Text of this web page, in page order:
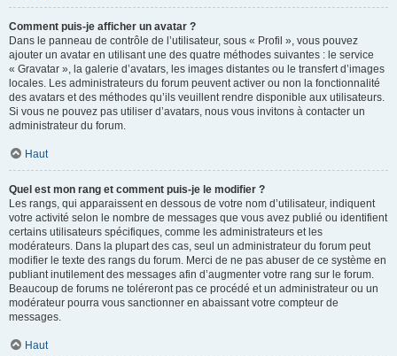
Comment puis-je afficher un avatar ?
Dans le panneau de contrôle de l’utilisateur, sous « Profil », vous pouvez
ajouter un avatar en utilisant une des quatre méthodes suivantes : le service
« Gravatar », la galerie d’avatars, les images distantes ou le transfert d’images
locales. Les administrateurs du forum peuvent activer ou non la fonctionnalité
des avatars et des méthodes qu’ils veuillent rendre disponible aux utilisateurs.
Si vous ne pouvez pas utiliser d’avatars, nous vous invitons à contacter un
administrateur du forum.
Haut
Quel est mon rang et comment puis-je le modifier ?
Les rangs, qui apparaissent en dessous de votre nom d’utilisateur, indiquent
votre activité selon le nombre de messages que vous avez publié ou identifient
certains utilisateurs spécifiques, comme les administrateurs et les
modérateurs. Dans la plupart des cas, seul un administrateur du forum peut
modifier le texte des rangs du forum. Merci de ne pas abuser de ce système en
publiant inutilement des messages afin d’augmenter votre rang sur le forum.
Beaucoup de forums ne toléreront pas ce procédé et un administrateur ou un
modérateur pourra vous sanctionner en abaissant votre compteur de
messages.
Haut